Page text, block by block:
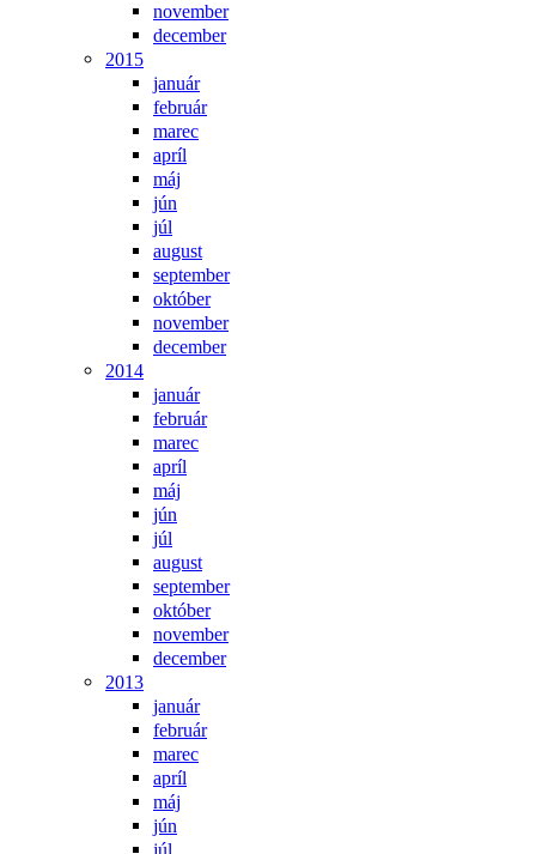
november
december
2015
január
február
marec
apríl
máj
jún
júl
august
september
október
november
december
2014
január
február
marec
apríl
máj
jún
júl
august
september
október
november
december
2013
január
február
marec
apríl
máj
jún